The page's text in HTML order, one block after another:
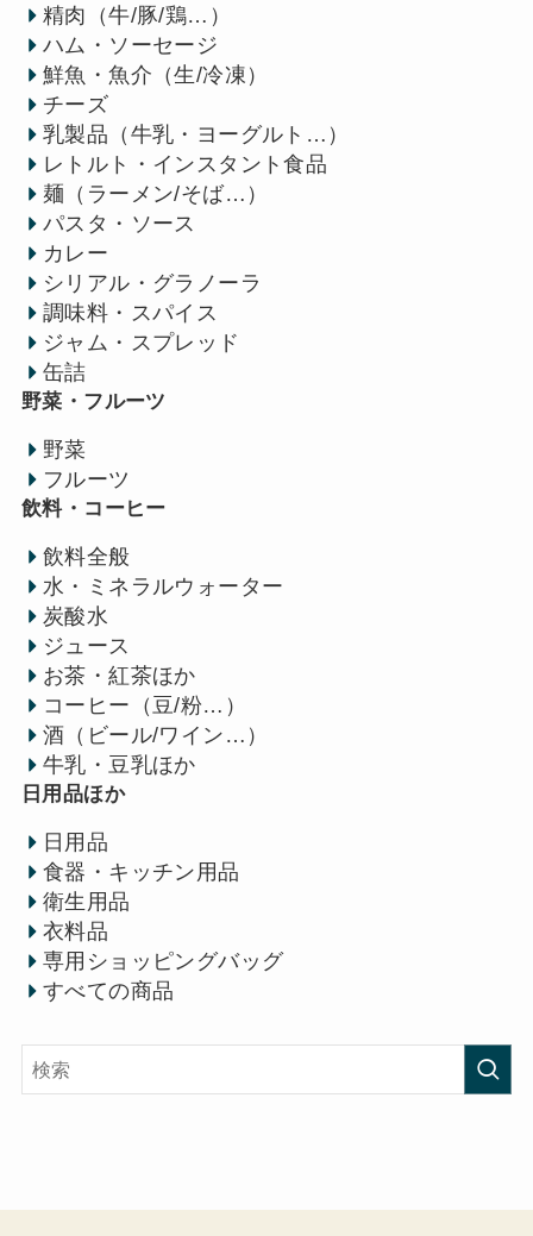
精肉（牛/豚/鶏…）
ハム・ソーセージ
鮮魚・魚介（生/冷凍）
チーズ
乳製品（牛乳・ヨーグルト…）
レトルト・インスタント食品
麺（ラーメン/そば…）
パスタ・ソース
カレー
シリアル・グラノーラ
調味料・スパイス
ジャム・スプレッド
缶詰
野菜・フルーツ
野菜
フルーツ
飲料・コーヒー
飲料全般
水・ミネラルウォーター
炭酸水
ジュース
お茶・紅茶ほか
コーヒー（豆/粉…）
酒（ビール/ワイン…）
牛乳・豆乳ほか
日用品ほか
日用品
食器・キッチン用品
衛生用品
衣料品
専用ショッピングバッグ
すべての商品